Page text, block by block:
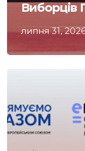
Виборців
липня 31,